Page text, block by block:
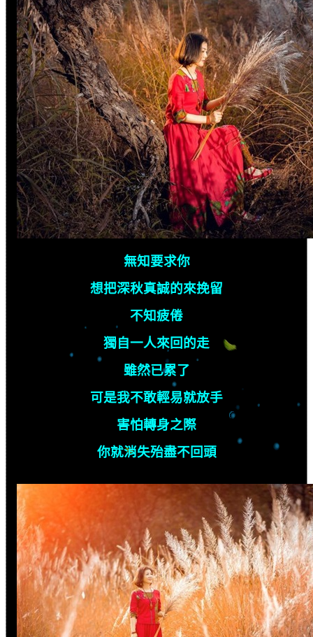
無知要求你
想把深秋真誠的來挽留
不知疲倦
獨自一人來回的走
雖然已累了
可是我不敢輕易就放手
害怕轉身之際
你就消失殆盡不回頭